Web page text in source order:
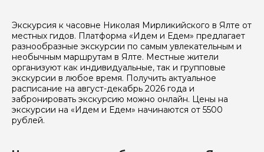
Экскурсия к часовне Николая Мирликийского в Ялте от
местных гидов. Платформа «Идем и Едем» предлагает
разнообразные экскурсии по самым увлекательным и
необычным маршрутам в Ялте. Местные жители
организуют как индивидуальные, так и групповые
экскурсии в любое время. Получить актуальное
расписание на август-декабрь 2026 года и
забронировать экскурсию можно онлайн. Цены на
экскурсии на «Идем и Едем» начинаются от 5500
рублей.
Отправить